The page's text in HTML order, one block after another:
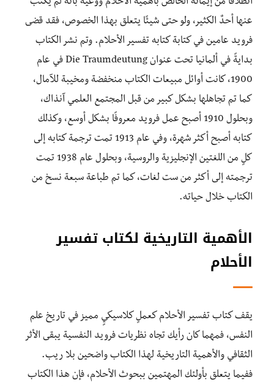
عنها أحدٌ الكثير، ولو حتى شيئًا يتعلق بهذا الخصوص، فقد قضى
فرويد عامين في كتابة كتابه تفسير الأحلام. وتم نشر الكتاب
بدايةً في ألمانيا تحت عنوان Die Traumdeutung في عام
1900، كانت أوائل مبيعات الكتاب منخفضة ومخيبة للآمال،
كما تم تجاهلها بشكل كبير من قبل المجتمع العلمي آنذاك،
وبحلول 1910 أصبح عمل فرويد معروفًا بشكل أوسع، وكذلك
كتابه أصبح أكثر شهرة، وفي عام 1913 تمت ترجمة كتابه إلى
كلٍ من اللغتين الإنجليزية والروسية، وبحلول عام 1938 تمت
ترجمته إلى أكثر من ست لغات، كما تم طباعة سبعة نسخ من
الكتاب خلال حياته.
الأهمية التاريخية لكتاب تفسير
الأحلام
يقف كتاب تفسير الأحلام كعملٍ كلاسيكيٍ مميز في تاريخ علم
النفس، فمهما كان رأيك تجاه نظريات فرويد النفسية يبقى الأثر
الثقافي والأهمية التاريخية لهذا الكتاب واضحين بلا ريب.
ففيما يتعلق بأولئك المهتمين ببحوث الأحلام، فإن هذا الكتاب